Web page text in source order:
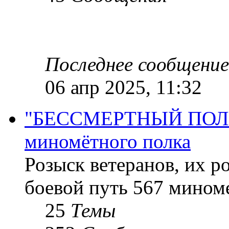
Последнее сообщение
06 апр 2025, 11:32
"БЕССМЕРТНЫЙ ПОЛК
миномётного полка
Розыск ветеранов, их
боевой путь 567
25 Темы